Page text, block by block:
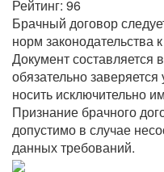
Рейтинг: 96
Брачный договор
норм законодательства
Документ составляется
обязательно
носить исключительно
Признание брачного
допустимо в случае
данных требований.